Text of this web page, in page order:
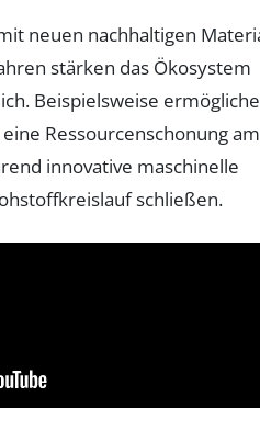
neuen nachhaltigen
stärken das Ökosystem
Beispielsweise
Ressourcenschonung
innovative maschinelle
schließen.